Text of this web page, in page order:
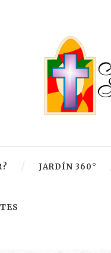
JARDÍN 360°